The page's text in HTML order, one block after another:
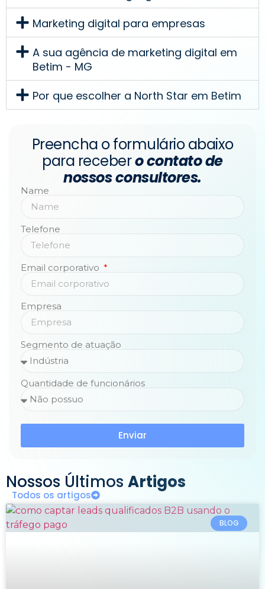
Marketing digital para empresas
A sua agência de marketing digital em
Betim - MG
Por que escolher a North Star em Betim
Preencha o formulário abaixo
para recebero contato de
nossos consultores.
Name
Telefone
Email corporativo
Empresa
Segmento de atuação
Quantidade de funcionários
Enviar
Nossos Últimos Artigos
Todos os artigos
BLOG